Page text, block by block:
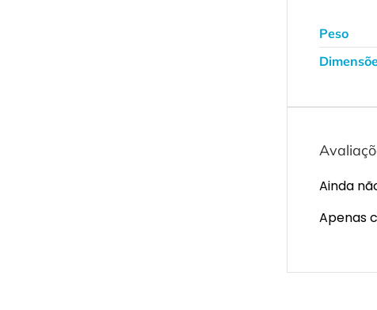
Peso
Ainda
Apenas